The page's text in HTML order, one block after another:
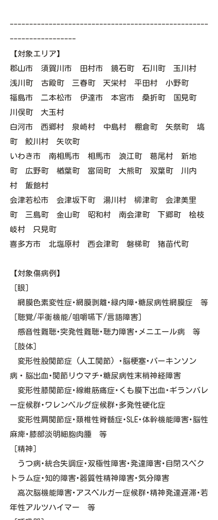
---------------------------------------------------
-----------------
【対象エリア】
郡山市 須賀川市 田村市 鏡石町 石川町 玉川村
浅川町 古殿町 三春町 天栄村 平田村 小野町
福島市 二本松市 伊達市 本宮市 桑折町 国見町
川俣町 大玉村
白河市 西郷村 泉崎村 中島村 棚倉町 矢祭町 塙
町 鮫川村 矢吹町
いわき市 南相馬市 相馬市 浪江町 葛尾村 新地
町 広野町 楢葉町 富岡町 大熊町 双葉町 川内
村 飯館村
会津若松市 会津坂下町 湯川村 柳津町 会津美里
町 三島町 金山町 昭和村 南会津町 下郷町 桧枝
岐村 只見町
喜多方市 北塩原村 西会津町 磐梯町 猪苗代町
【対象傷病例】
［眼］
網膜色素変性症･網膜剥離･緑内障･糖尿病性網膜症 等
［聴覚/平衡機能/咀嚼嚥下/言語障害］
感音性難聴･突発性難聴･聴力障害･メニエール病 等
［肢体］
変形性股関節症 (人工関節) ･脳梗塞･パーキンソン
病・脳出血･関節リウマチ･糖尿病性末梢神経障害
変形性膝関節症･線維筋痛症･くも膜下出血･ギランバレ
ー症候群･ワレンベルグ症候群･多発性硬化症
変形性肩関節症･頚椎性脊髄症･SLE･体幹機能障害･脳性
麻痺･膝部淡明細胞肉腫 等
［精神］
うつ病･統合失調症･双極性障害･発達障害･自閉スペク
トラム症･知的障害･器質性精神障害･気分障害
高次脳機能障害･アスペルガー症候群･精神発達遅滞･若
年性アルツハイマー 等